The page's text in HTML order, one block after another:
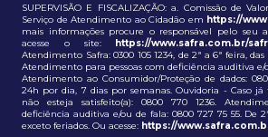
SUPERVISÃO E FISCALIZAÇÃO: a. Comissão de
Serviço de Atendimento ao Cidadão em https://
mais informações procure o responsável pelo seu
acesse o site: https://www.safra.com.br/
Atendimento Safra: 0300 105 1234, de 2ª a 6ª feira,
Atendimento para pessoas com deficiência auditiva e/
Atendimento ao Consumidor/Proteção de dados:
24h por dia, 7 dias por semanas. Ouvidoria - Caso já
não esteja satisfeito(a): 0800 770 1236.
deficiência auditiva e/ou de fala: 0800 727 75 55. De
exceto feriados. Ou acesse: https://